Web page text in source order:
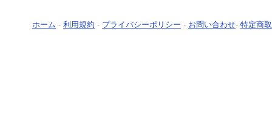
ホーム - 利用規約 - プライバシーポリシー - お問い合わせ- 特定商